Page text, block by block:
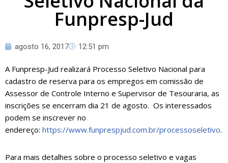
Funpresp-Jud
agosto 16, 2017 12:51 pm
A Funpresp-Jud realizará Processo Seletivo Nacional para
cadastro de reserva para os empregos em comissão de
Assessor de Controle Interno e Supervisor de Tesouraria, as
inscrições se encerram dia 21 de agosto. Os interessados
podem se inscrever no
endereço: https://www.funprespjud.com.br/processoseletivo.
Para mais detalhes sobre o processo seletivo e vagas